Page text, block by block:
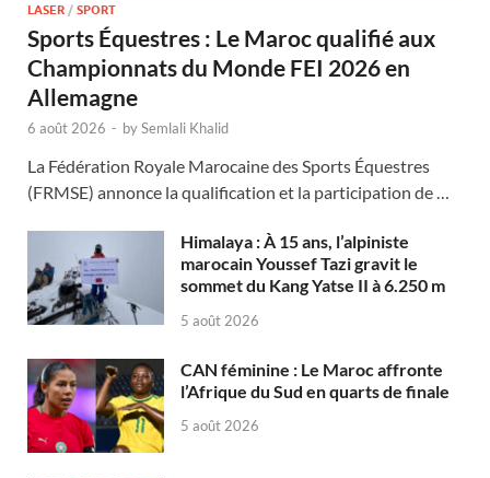
LASER / SPORT
Sports Équestres : Le Maroc qualifié aux
Championnats du Monde FEI 2026 en
Allemagne
6 août 2026 - bySemlali Khalid
La Fédération Royale Marocaine des Sports Équestres
(FRMSE) annonce la qualification et la participation de …
Himalaya : À 15 ans, l’alpiniste
marocain Youssef Tazi gravit le
sommet du Kang Yatse II à 6.250 m
5 août 2026
CAN féminine : Le Maroc affronte
l’Afrique du Sud en quarts de finale
5 août 2026